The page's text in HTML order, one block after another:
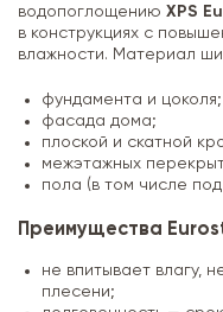
водопоглощению XPS
в конструкциях с
влажности. Материал
фундамента и цоколя;
фасада дома;
плоской и скатной
межэтажных
пола (в том числе
Преимущества
не впитывает влагу,
плесени;